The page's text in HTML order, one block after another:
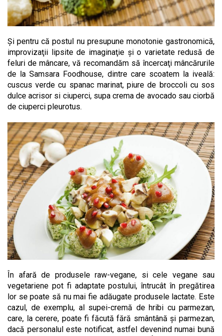
Şi pentru că postul nu presupune monotonie gastronomică,
improvizaţii lipsite de imaginaţie şi o varietate redusă de
feluri de mâncare, vă recomandăm să încercaţi mâncărurile
de la Samsara Foodhouse, dintre care scoatem la iveală:
cuscus verde cu spanac marinat, piure de broccoli cu sos
dulce acrisor si ciuperci, supa crema de avocado sau ciorbă
de ciuperci pleurotus.
În afară de produsele raw-vegane, si cele vegane sau
vegetariene pot fi adaptate postului, întrucât în pregătirea
lor se poate să nu mai fie adăugate produsele lactate. Este
cazul, de exemplu, al supei-cremă de hribi cu parmezan,
care, la cerere, poate fi făcută fără smântână şi parmezan,
dacă personalul este notificat, astfel devenind numai bună